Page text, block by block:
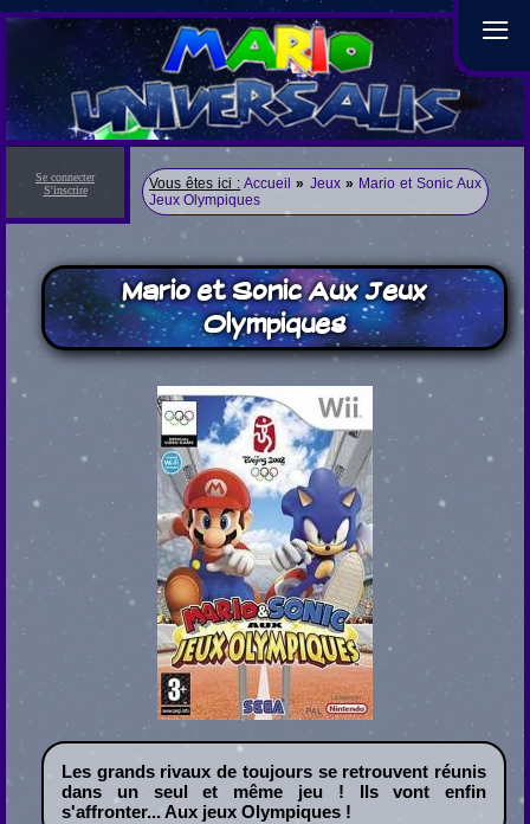
≡
Se connecter
S'inscrire
Vous êtes ici : Accueil » Jeux » Mario et Sonic Aux
Jeux Olympiques
Mario et Sonic Aux Jeux
Olympiques
Les grands rivaux de toujours se retrouvent réunis
dans un seul et même jeu ! Ils vont enfin
s'affronter... Aux jeux Olympiques !